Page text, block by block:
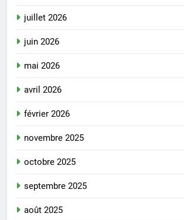
juillet 2026
juin 2026
mai 2026
avril 2026
février 2026
novembre 2025
octobre 2025
septembre 2025
août 2025